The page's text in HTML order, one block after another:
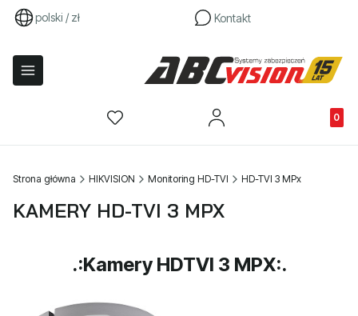
polski / zł Kontakt
Strona główna HIKVISION Monitoring HD-TVI HD-TVI 3 MPx
KAMERY HD-TVI 3 MPX
.:Kamery HDTVI 3 MPX:.